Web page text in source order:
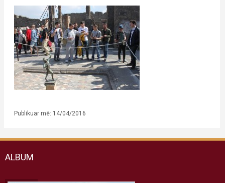
Publikuar më: 14/04/2016
ALBUM